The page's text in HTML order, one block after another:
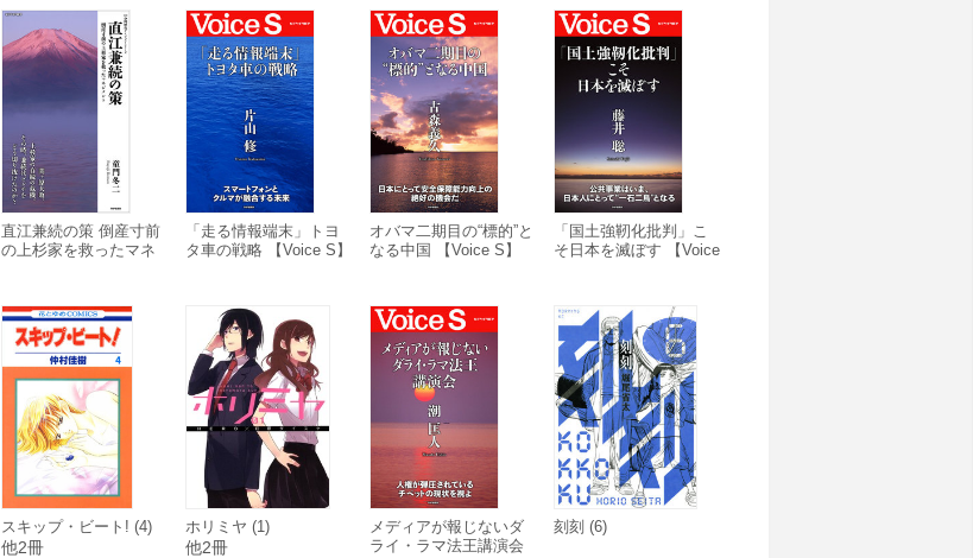
直江兼続の策 倒産寸前
の上杉家を救ったマネ
「走る情報端末」トヨ
タ車の戦略 【Voice S】
オバマ二期目の“標的”と
なる中国 【Voice S】
「国土強靭化批判」こ
そ日本を滅ぼす 【Voice
スキップ・ビート! (4)
他2冊
ホリミヤ (1)
他2冊
メディアが報じないダ
ライ・ラマ法王講演会
刻刻 (6)